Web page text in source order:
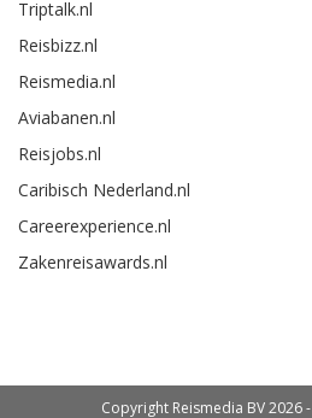
Triptalk.nl
Reisbizz.nl
Reismedia.nl
Aviabanen.nl
Reisjobs.nl
Caribisch Nederland.nl
Careerexperience.nl
Zakenreisawards.nl
Copyright Reismedia BV 2026 -